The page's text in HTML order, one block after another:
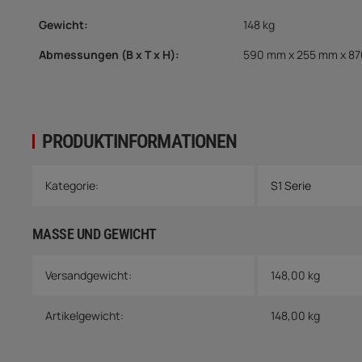
PRODUKTINFORMATIONEN
Produkteigenschaft
Wert
Kategorie: S1 Serie
MASSE UND GEWICHT
Versandgewicht: 148,00 kg
Artikelgewicht: 148,00 kg
Gewicht:
148 kg
Abmessungen (B x T x H): 590 mm x 255 mm x